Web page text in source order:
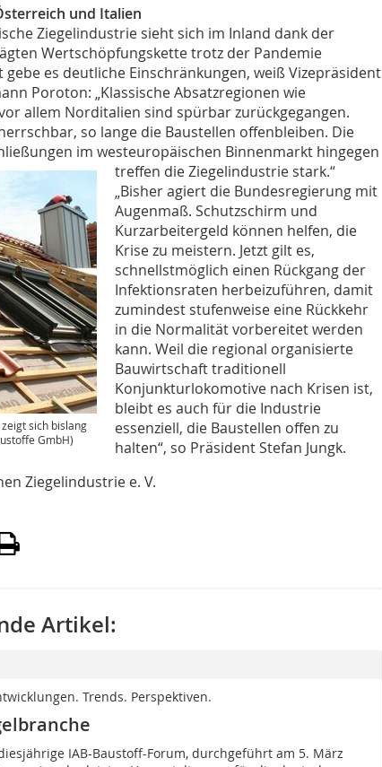
und Italien
Ziegelindustrie sieht sich im Inland dank der
Wertschöpfungskette trotz der Pandemie
es deutliche Einschränkungen, weiß Vizepräsident
Poroton: „Klassische Absatzregionen wie
allem Norditalien sind spürbar zurückgegangen.
so lange die Baustellen offenbleiben. Die
im westeuropäischen Binnenmarkt hingegen
treffen die Ziegelindustrie stark.“
sich bislang
GmbH)
„Bisher agiert die Bundesregierung mit
Augenmaß. Schutzschirm und
Kurzarbeitergeld können helfen, die
Krise zu meistern. Jetzt gilt es,
schnellstmöglich einen Rückgang der
Infektionsraten herbeizuführen, damit
zumindest stufenweise eine Rückkehr
in die Normalität vorbereitet werden
kann. Weil die regional organisierte
Bauwirtschaft traditionell
Konjunkturlokomotive nach Krisen ist,
bleibt es auch für die Industrie
essenziell, die Baustellen offen zu
halten“, so Präsident Stefan Jungk.
Ziegelindustrie e. V.
Artikel:
Trends. Perspektiven.
IAB-Baustoff-Forum, durchgeführt am 5. März